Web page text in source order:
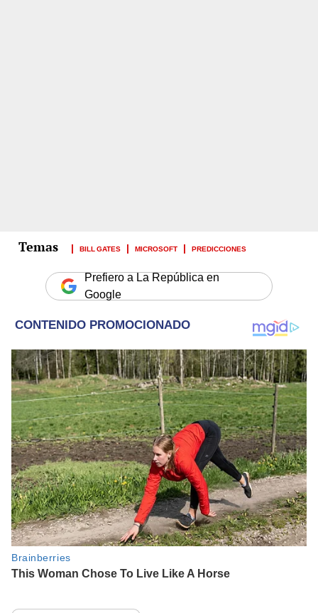
BILL GATES MICROSOFT PREDICCIONES
Prefiero a La República en
Google